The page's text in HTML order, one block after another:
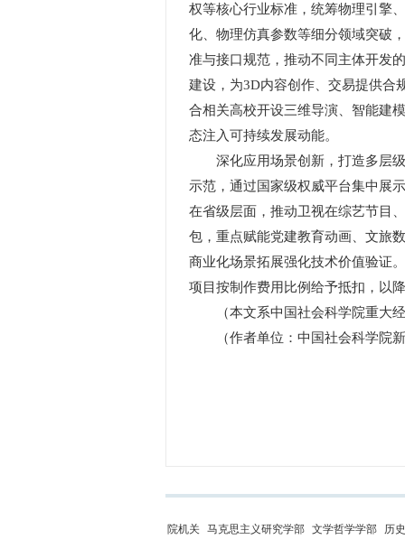
权等核心行业标准，统筹物理引擎
化、物理仿真参数等细分领域突破
准与接口规范，推动不同主体开发
建设，为3D内容创作、交易提供合
合相关高校开设三维导演、智能建
态注入可持续发展动能。
深化应用场景创新，打造多层级
示范，通过国家级权威平台集中展
在省级层面，推动卫视在综艺节目
包，重点赋能党建教育动画、文旅
商业化场景拓展强化技术价值验证
项目按制作费用比例给予抵扣，以
（本文系中国社会科学院重大经
（作者单位：中国社会科学院新
院机关 马克思主义研究学部 文学哲学学部 历